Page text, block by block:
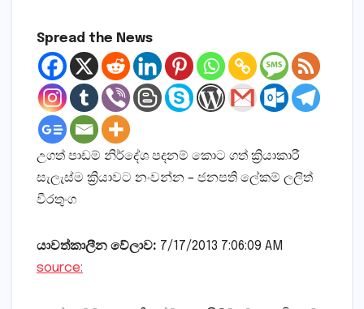
Spread the News
උගත් පාඩම් නිර්දේශ පදනම් කොට ගත් ක්‍රියාකාරී
සැලැස්ම ක්‍රියාවට නංවන්න – ජනපති ලේකම් ලලිත්
වීරතුංග
යාවත්කාලීන වේලාව: 7/17/2013 7:06:09 AM
source: